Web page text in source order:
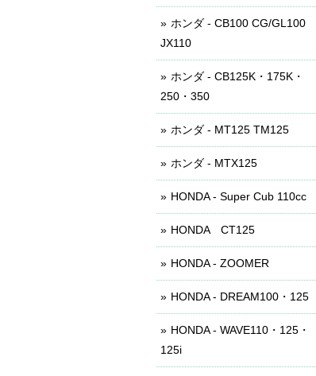
ホンダ - CB100 CG/GL100
JX110
ホンダ - CB125K・175K・
250・350
ホンダ - MT125 TM125
ホンダ - MTX125
HONDA - Super Cub 110cc
HONDA CT125
HONDA - ZOOMER
HONDA - DREAM100・125
HONDA - WAVE110・125・
125i